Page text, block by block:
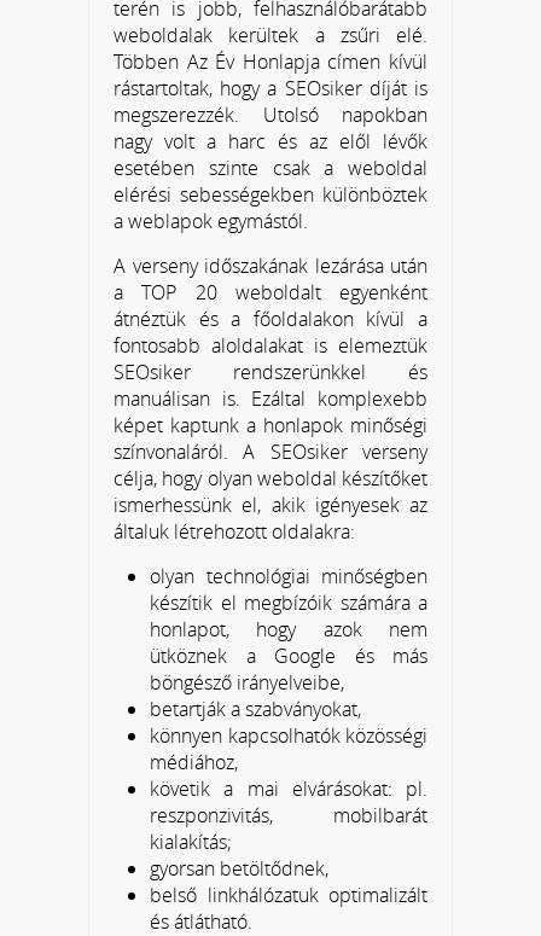
terén is jobb, felhasználóbarátabb
weboldalak kerültek a zsűri elé.
Többen Az Év Honlapja címen kívül
rástartoltak, hogy a SEOsiker díját is
megszerezzék. Utolsó napokban
nagy volt a harc és az elől lévők
esetében szinte csak a weboldal
elérési sebességekben különböztek
a weblapok egymástól.
A verseny időszakának lezárása után
a TOP 20 weboldalt egyenként
átnéztük és a főoldalakon kívül a
fontosabb aloldalakat is elemeztük
SEOsiker rendszerünkkel és
manuálisan is. Ezáltal komplexebb
képet kaptunk a honlapok minőségi
színvonaláról. A SEOsiker verseny
célja, hogy olyan weboldal készítőket
ismerhessünk el, akik igényesek az
általuk létrehozott oldalakra:
olyan technológiai minőségben
készítik el megbízóik számára a
honlapot, hogy azok nem
ütköznek a Google és más
böngésző irányelveibe,
betartják a szabványokat,
könnyen kapcsolhatók közösségi
médiához,
követik a mai elvárásokat: pl.
reszponzivitás, mobilbarát
kialakítás;
gyorsan betöltődnek,
belső linkhálózatuk optimalizált
és átlátható.